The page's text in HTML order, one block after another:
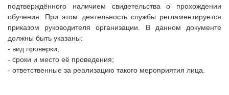
подтверждённого наличием свидетельства о прохождении
обучения. При этом деятельность службы регламентируется
приказом руководителя организации. В данном документе
должны быть указаны:
- вид проверки;
- сроки и место её проведения;
- ответственные за реализацию такого мероприятия лица.